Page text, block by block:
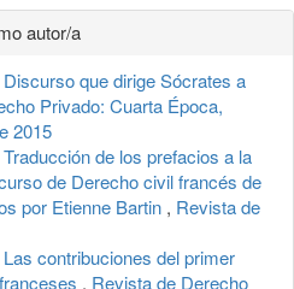
autor/a
Discurso que dirige Sócrates a
Privado: Cuarta Época,
2015
Traducción de los prefacios a la
de Derecho civil francés de
por Etienne Bartin , Revista de
Las contribuciones del primer
, Revista de Derecho